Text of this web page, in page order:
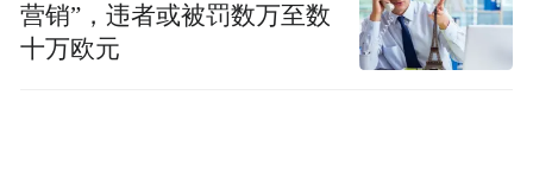
营销”，违者或被罚数万至数
十万欧元